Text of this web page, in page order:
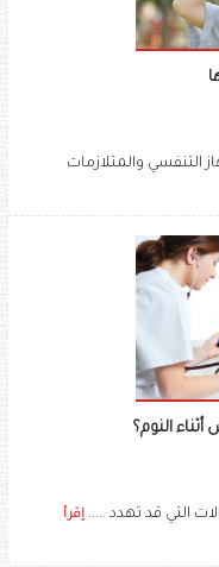
التنفسي والمتلازمات
النوم؟
التي قد تهدد ..... إقرأ